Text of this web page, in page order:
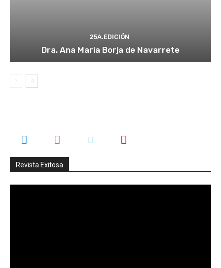
25A.EDICIÓN
Dra. Ana Maria Borja de Navarrete
Revista Exitosa